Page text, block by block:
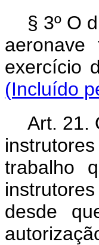
§ 3º O
(Incluído
Art. 21.
trabalho
desde